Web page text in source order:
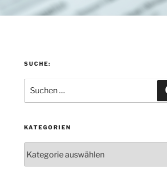
SUCHE:
nach:
KATEGORIEN